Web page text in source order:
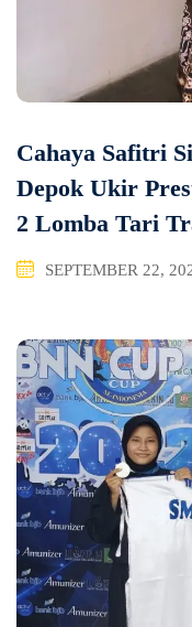
Cahaya Safitri
Depok Ukir
2 Lomba Tari
SEPTEMBER 22,